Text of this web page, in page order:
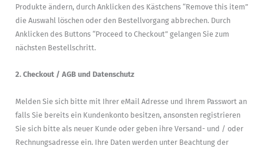
Produkte ändern, durch Anklicken des Kästchens “Remove this item”
die Auswahl löschen oder den Bestellvorgang abbrechen. Durch
Anklicken des Buttons “Proceed to Checkout” gelangen Sie zum
nächsten Bestellschritt.
2. Checkout / AGB und Datenschutz
Melden Sie sich bitte mit Ihrer eMail Adresse und Ihrem Passwort an
falls Sie bereits ein Kundenkonto besitzen, ansonsten registrieren
Sie sich bitte als neuer Kunde oder geben ihre Versand- und / oder
Rechnungsadresse ein. Ihre Daten werden unter Beachtung der